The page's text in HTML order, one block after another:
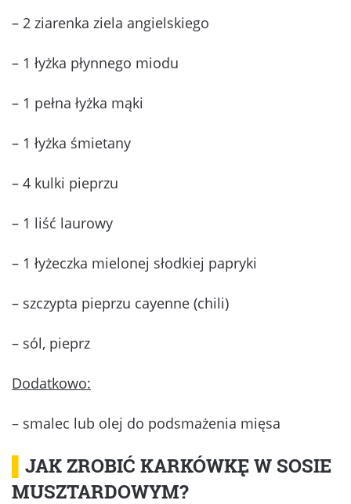
– 2 ziarenka ziela angielskiego
– 1 łyżka płynnego miodu
– 1 pełna łyżka mąki
– 1 łyżka śmietany
– 4 kulki pieprzu
– 1 liść laurowy
– 1 łyżeczka mielonej słodkiej papryki
– szczypta pieprzu cayenne (chili)
– sól, pieprz
Dodatkowo:
– smalec lub olej do podsmażenia mięsa
JAK ZROBIĆ KARKÓWKĘ W SOSIE
MUSZTARDOWYM?